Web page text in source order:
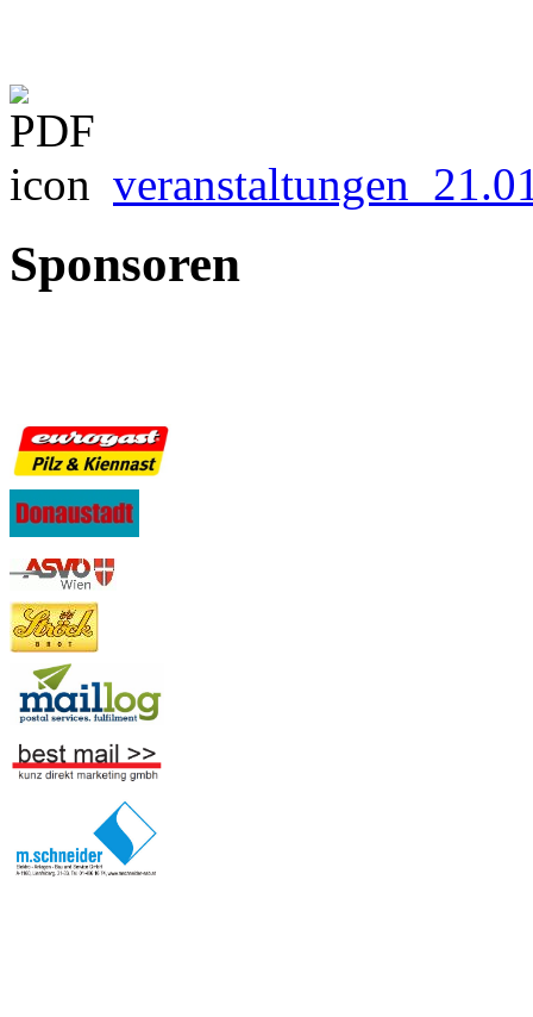
Sponsoren